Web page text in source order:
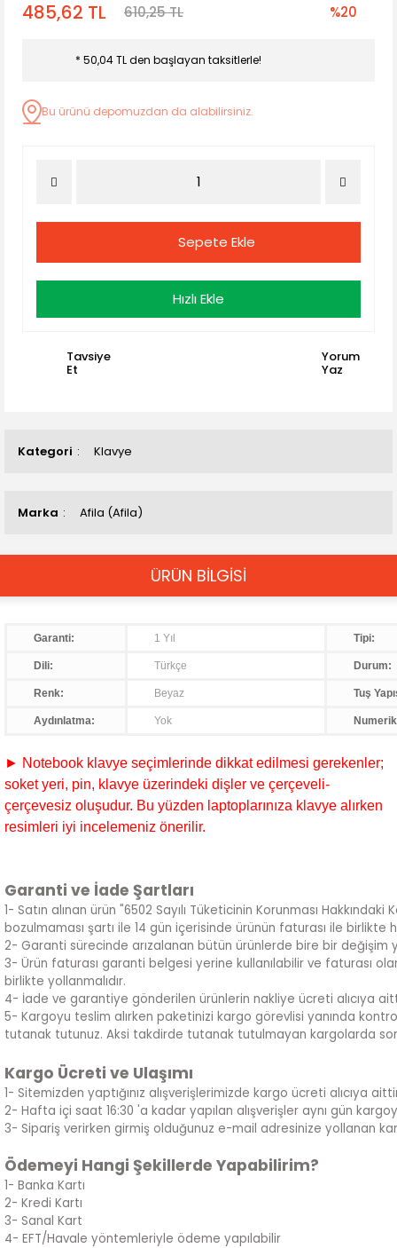
Kategori Klavye
Marka Afila (Afila)
485,62 TL 610,25 TL %20
* 50,04 TL den başlayan taksitlerle!
Bu ürünü depomuzdan da alabilirsiniz.
Sepete Ekle
Hızlı Ekle
Tavsiye
Et
Yorum
Yaz
ÜRÜN BİLGİSİ
Garanti: 1 Yıl Tipi:
Dili: Türkçe Durum:
Renk: Beyaz Tuş
Aydınlatma: Yok
► Notebook klavye seçimlerinde dikkat edilmesi gerekenler;
soket yeri, pin, klavye üzerindeki dişler ve çerçeveli-
çerçevesiz oluşudur. Bu yüzden laptoplarınıza klavye alırken
resimleri iyi incelemeniz önerilir.
Garanti ve İade Şartları
1- Satın alınan ürün "6502 Sayılı Tüketicinin Korunması
bozulmaması şartı ile 14 gün içerisinde ürünün faturası ile
2- Garanti sürecinde arızalanan bütün ürünlerde bire bir değişim
3- Ürün faturası garanti belgesi yerine kullanılabilir ve faturası
birlikte yollanmalıdır.
4- İade ve garantiye gönderilen ürünlerin nakliye ücreti alıcıya
5- Kargoyu teslim alırken paketinizi kargo görevlisi yanında
tutanak tutunuz. Aksi takdirde tutanak tutulmayan kargolarda
Kargo Ücreti ve Ulaşımı
1- Sitemizden yaptığınız alışverişlerimizde kargo ücreti alıcıya
2- Hafta içi saat 16:30 'a kadar yapılan alışverişler aynı gün
3- Sipariş verirken girmiş olduğunuz e-mail adresinize yollanan
Ödemeyi Hangi Şekillerde Yapabilirim?
1- Banka Kartı
2- Kredi Kartı
3- Sanal Kart
4- EFT/Havale yöntemleriyle ödeme yapılabilir